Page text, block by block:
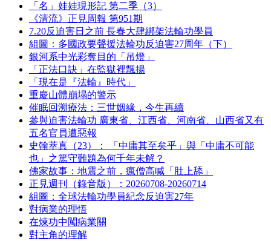
「名」娃娃現形記 第二季（3）
《清流》正見周報 第951期
7.20反迫害日之前 長春大肆綁架法輪功學員
組圖：多國政要聲援法輪功反迫害27周年（下）
銀河系中光彩奪目的「吊燈」
「正法口訣」在監獄裡飄揚
「現在是『法輪』時代」
重慶山體崩塌的警示
催眠回溯療法：三世姻緣，今生再續
參與迫害法輪功 廣東省、江西省、河南省、山西省又有
五名官員遭惡報
史翰萃真（23）： 「中庸其至矣乎」與「中庸不可能
也」之篤守難題為何千年未解？
佛家故事：地震之前，瘋僧高喊「肚上舔」
正見週刊（錄音版）：20260708-20260714
組圖：全球法輪功學員紀念反迫害27年
對病業的理悟
在煉功中闖病業關
對主角的理解